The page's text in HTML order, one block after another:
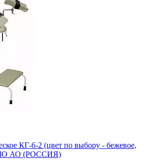
КГ-6-2 (цвет по выбору - бежевое,
АО (РОССИЯ)